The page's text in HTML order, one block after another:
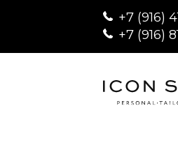
+7 (916)
+7 (916)